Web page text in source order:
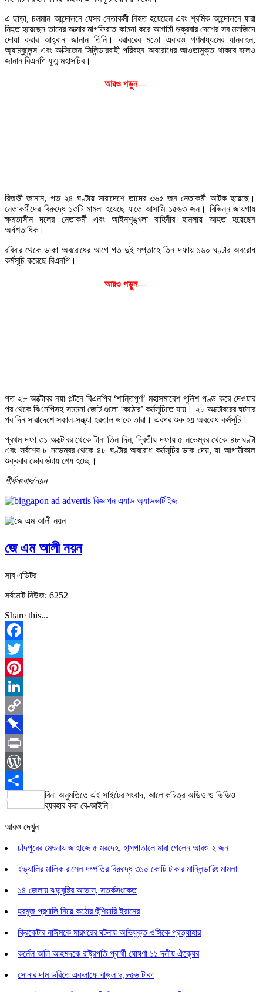
এ ছাড়া, চলমান আন্দোলনে যেসব নেতাকর্মী নিহত হয়েছেন এবং শ্রমিক আন্দোলনে যারা
নিহত হয়েছেন তাদের আত্মার মাগফিরাত কামনা করে আগামী শুক্রবার দেশের সব মসজিদে
দোয়া করার আহ্বান জানান তিনি। বরাবরের মতো এবারও গণমাধ্যমের যানবাহন,
অ্যাম্বুলেন্স এবং অক্সিজেন সিলিন্ডারবাহী পরিবহন অবরোধের আওতামুক্ত থাকবে বলেও
জানান বিএনপি যুগ্ম মহাসচিব।
আরও পড়ুন—
রিজভী জানান, গত ২৪ ঘণ্টায় সারাদেশে তাদের ৩৬৫ জন নেতাকর্মী আটক হয়েছে।
নেতাকর্মীদের বিরুদ্ধে ১৩টি মামলা হয়েছে যাতে আসামি ১৫৬৩ জন। বিভিন্ন জায়গায়
ক্ষমতাসীন দলের নেতাকর্মী এবং আইনশৃঙ্খলা বাহিনীর হামলায় আহত হয়েছেন
অর্ধশতাধিক।
রবিবার থেকে ডাকা অবরোধের আগে গত দুই সপ্তাহে তিন দফায় ১৬০ ঘণ্টার অবরোধ
কর্মসূচি করেছে বিএনপি।
আরও পড়ুন—
গত ২৮ অক্টোবর নয়া পল্টনে বিএনপির ‘শান্তিপূর্ণ’ মহাসমাবেশ পুলিশ পণ্ড করে দেওয়ার
পর থেকে বিএনপিসহ সমমনা জোট গুলো ‘কঠোর’ কর্মসূচিতে যায়। ২৮ অক্টোবরের ঘটনার
পর দিন সারাদেশে সকাল-সন্ধ্যা হরতাল ডাকে তারা। এরপর শুরু হয় অবরোধ কর্মসূচি।
প্রথম দফা ৩১ অক্টোবর থেকে টানা তিন দিন, দ্বিতীয় দফায় ৫ নভেম্বর থেকে ৪৮ ঘণ্টা
এবং সর্বশেষ ৮ নভেম্বর থেকে ৪৮ ঘণ্টার অবরোধ কর্মসূচির ডাক দেয়, যা আগামীকাল
শুক্রবার ভোর ৬টায় শেষ হচ্ছে।
শীর্ষসংবাদ/নয়ন
জে এম আলী নয়ন
সাব এডিটর
সর্বমোট নিউজ: 6252
Share this...
Facebook
Twitter
Pinterest
LinkedIn
Copy
Link
Pinboard
Print
WordPress
Share
বিনা অনুমতিতে এই সাইটের সংবাদ, আলোকচিত্র অডিও ও ভিডিও
ব্যবহার করা বে-আইনি।
আরও দেখুন
চাঁদপুরের মেঘনায় জাহাজে ৫ মরদেহ, হাসপাতালে মারা গেলেন আরও ২ জন
ইভ্যালির মালিক রাসেল দম্পতির বিরুদ্ধে ৩১০ কোটি টাকার মানিলন্ডারিং মামলা
১৪ জেলায় ঝড়বৃষ্টির আভাস, সতর্কসংকেত
হরমুজ প্রণালি নিয়ে কঠোর হুঁশিয়ারি ইরানের
ক্রিকেটার নাঈমকে মারধরের ঘটনায় অভিযুক্ত ওসিকে প্রত্যাহার
কর্নেল অলি আহমদকে রাষ্ট্রপতি প্রার্থী ঘোষণা ১১ দলীয় ঐক্যের
সোনার দাম ভরিতে একলাফে বাড়ল ৯,৮৫৬ টাকা